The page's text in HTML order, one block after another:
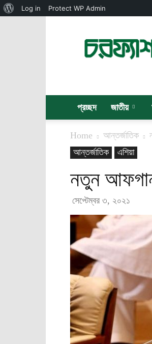
প্রচ্ছদ জাতীয়
Home আন্তর্জাতিক
আন্তর্জাতিক
এশিয়া
নতুন আফগান
সেপ্টেম্বর ৩, ২০২১
About
Log in Protect WP Admin